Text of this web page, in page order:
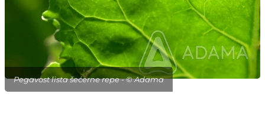
Pegavost lista šećerne repe - © Adama